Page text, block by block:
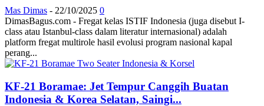
Mas Dimas - 22/10/2025 0
DimasBagus.com - Fregat kelas ISTIF Indonesia (juga disebut I-
class atau Istanbul-class dalam literatur internasional) adalah
platform fregat multirole hasil evolusi program nasional kapal
perang...
KF-21 Boramae: Jet Tempur Canggih Buatan
Indonesia & Korea Selatan, Saingi...